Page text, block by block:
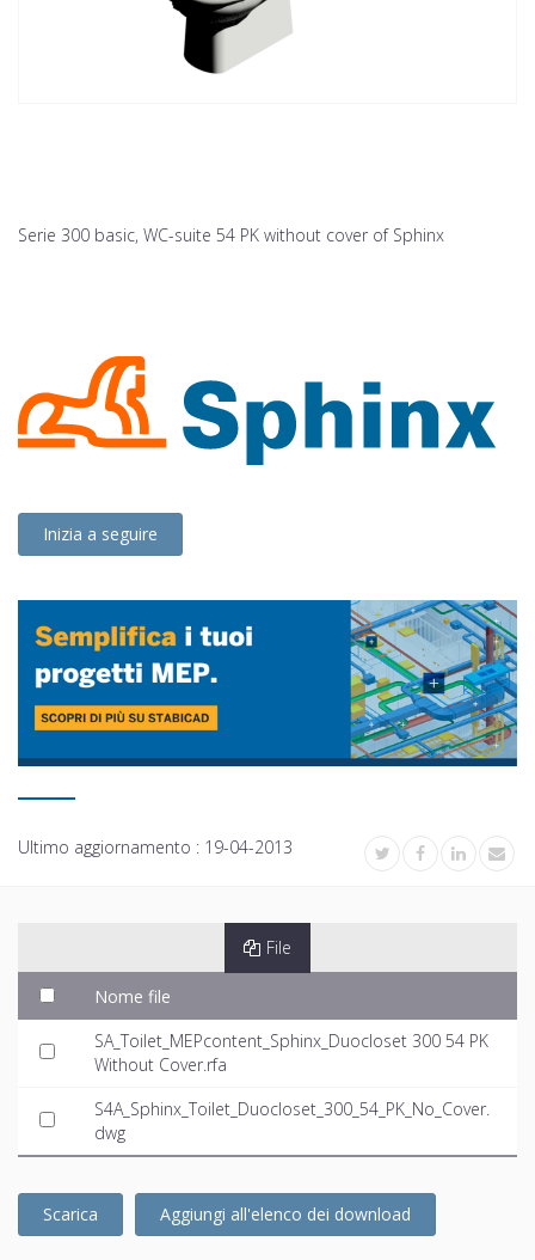
Serie 300 basic, WC-suite 54 PK without cover of Sphinx
Inizia a seguire
Ultimo aggiornamento : 19-04-2013
File
Nome file
SA_Toilet_MEPcontent_Sphinx_Duocloset 300 54 PK
Without Cover.rfa
S4A_Sphinx_Toilet_Duocloset_300_54_PK_No_Cover.
dwg
Scarica Aggiungi all'elenco dei download